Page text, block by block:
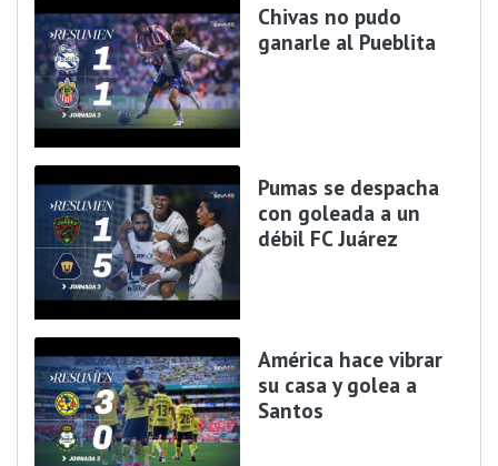
Chivas no pudo
ganarle al Pueblita
Pumas se despacha
con goleada a un
débil FC Juárez
América hace vibrar
su casa y golea a
Santos